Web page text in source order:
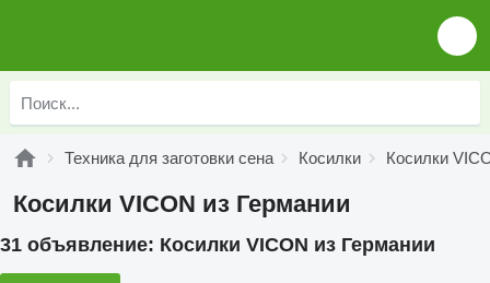
Техника для заготовки сена Косилки Косилки
Косилки VICON из Германии
31 объявление: Косилки VICON из Германии